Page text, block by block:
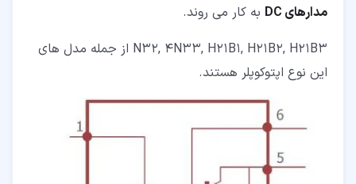
مدارهای DC به کار می روند.
N32, 4N33, H21B1, H21B2, H21B3 از جمله مدل های
این نوع اپتوکوپلر هستند.